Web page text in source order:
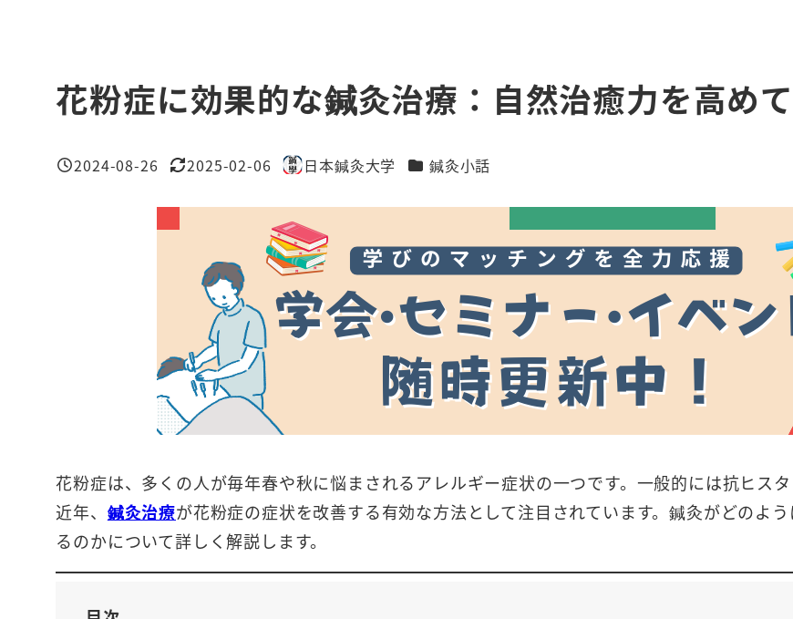
花粉症に効果的な鍼灸治療：自然治癒力を高め
投稿日
2024-08-26
更新日
2025-02-06
著
者
日本鍼灸大学 カテゴリー
鍼灸小話
花粉症は、多くの人が毎年春や秋に悩まされるアレルギー症状の一つです。一般的には抗ヒス
近年、 鍼灸治療が花粉症の症状を改善する有効な方法として注目されています。鍼灸がどのよ
るのかについて詳しく解説します。